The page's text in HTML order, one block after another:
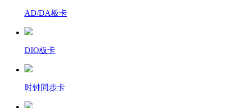
AD/DA板卡
DIO板卡
时钟同步卡